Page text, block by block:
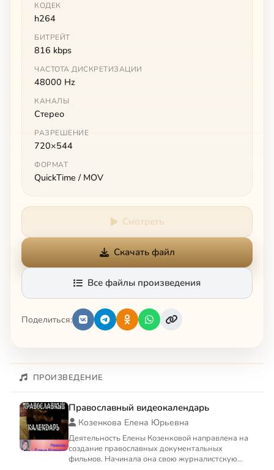
КОДЕК
h264
БИТРЕЙТ
816 kbps
ЧАСТОТА ДИСКРЕТИЗАЦИИ
48000 Hz
КАНАЛЫ
Стерео
РАЗРЕШЕНИЕ
720×544
ФОРМАТ
QuickTime / MOV
Смотреть
Скачать файл
Все файлы произведения
Поделиться:
ПРОИЗВЕДЕНИЕ
Православный видеокалендарь
Козенкова Елена Юрьевна
Деятельность Елены Козенковой направлена на
создание православных документальных
фильмов. Начинала она свою журналистскую